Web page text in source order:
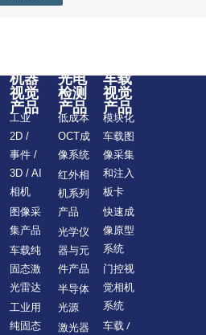
机器
视觉
产品
工业
2D /
事件 /
3D / AI
相机
图像采
集产品
车载纯
固态激
光雷达
工业用
纯固态
光电
检测
产品
低成本
OCT成
像系统
红外相
机系列
产品
光学仪
器与元
件产品
半导体
光源
激光器
车载
视觉
产品
模块化
车载图
像采集
和注入
板卡
快速成
像原型
系统
门控视
觉相机
系统
车载 /